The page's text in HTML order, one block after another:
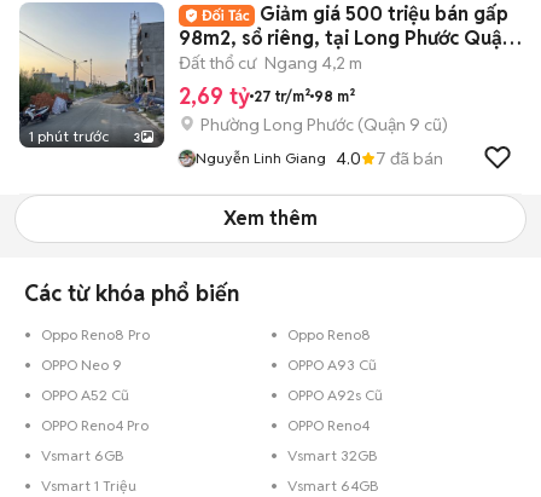
1 phút trước 3
Giảm giá 500 triệu bán gấp
98m2, sổ riêng, tại Long Phước Quận
9, HCM
Đất thổ cư Ngang 4,2 m
2,69 tỷ 27 tr/m² 98 m²
Phường Long Phước (Quận 9 cũ)
Nguyễn Linh Giang 4.0 7 đã bán
Xem thêm
Các từ khóa phổ biến
Oppo Reno8 Pro
Oppo Reno8
OPPO Neo 9
OPPO A93 Cũ
OPPO A52 Cũ
OPPO A92s Cũ
OPPO Reno4 Pro
OPPO Reno4
Vsmart 6GB
Vsmart 32GB
Vsmart 1 Triệu
Vsmart 64GB